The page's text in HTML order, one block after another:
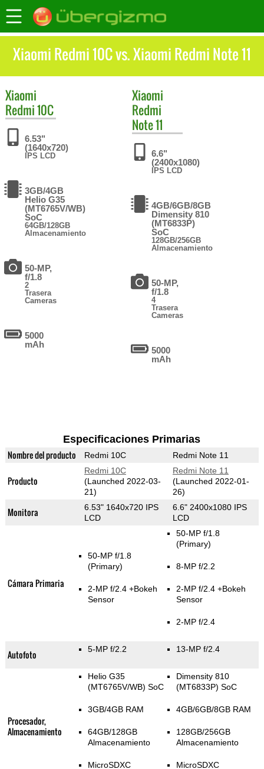
Xiaomi Redmi 10C vs. Xiaomi Redmi Note 11
Xiaomi
Redmi 10C
6.53"
(1640x720)
IPS LCD
3GB/4GB
Helio G35
(MT6765V/WB)
SoC
64GB/128GB
Almacenamiento
50-MP,
f/1.8
2
Trasera
Cameras
5000
mAh
Xiaomi
Redmi
Note 11
6.6"
(2400x1080)
IPS LCD
4GB/6GB/8GB
Dimensity 810
(MT6833P)
SoC
128GB/256GB
Almacenamiento
50-MP,
f/1.8
4
Trasera
Cameras
5000
mAh
Especificaciones Primarias
Nombre del producto Redmi 10C Redmi Note 11
Producto
Redmi 10C
(Launched 2022-03-
21)
Redmi Note 11
(Launched 2022-01-
26)
Monitora
6.53" 1640x720 IPS
LCD
6.6" 2400x1080 IPS
LCD
Cámara Primaria
50-MP f/1.8
(Primary)
2-MP f/2.4 +Bokeh
Sensor
50-MP f/1.8
(Primary)
8-MP f/2.2
2-MP f/2.4 +Bokeh
Sensor
2-MP f/2.4
Autofoto 5-MP f/2.2 13-MP f/2.4
Procesador,
Almacenamiento
Helio G35
(MT6765V/WB) SoC
3GB/4GB RAM
64GB/128GB
Almacenamiento
MicroSDXC
Dimensity 810
(MT6833P) SoC
4GB/6GB/8GB RAM
128GB/256GB
Almacenamiento
MicroSDXC